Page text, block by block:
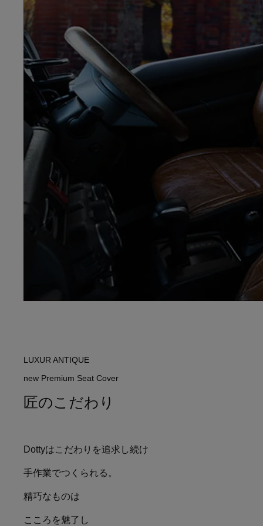
LUXUR ANTIQUE
new Premium Seat Cover
匠のこだわり
Dottyはこだわりを追求し続け
手作業でつくられる。
精巧なものは
こころを魅了し